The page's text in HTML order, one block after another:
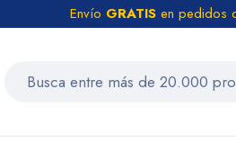
Envío GRATIS en pedidos